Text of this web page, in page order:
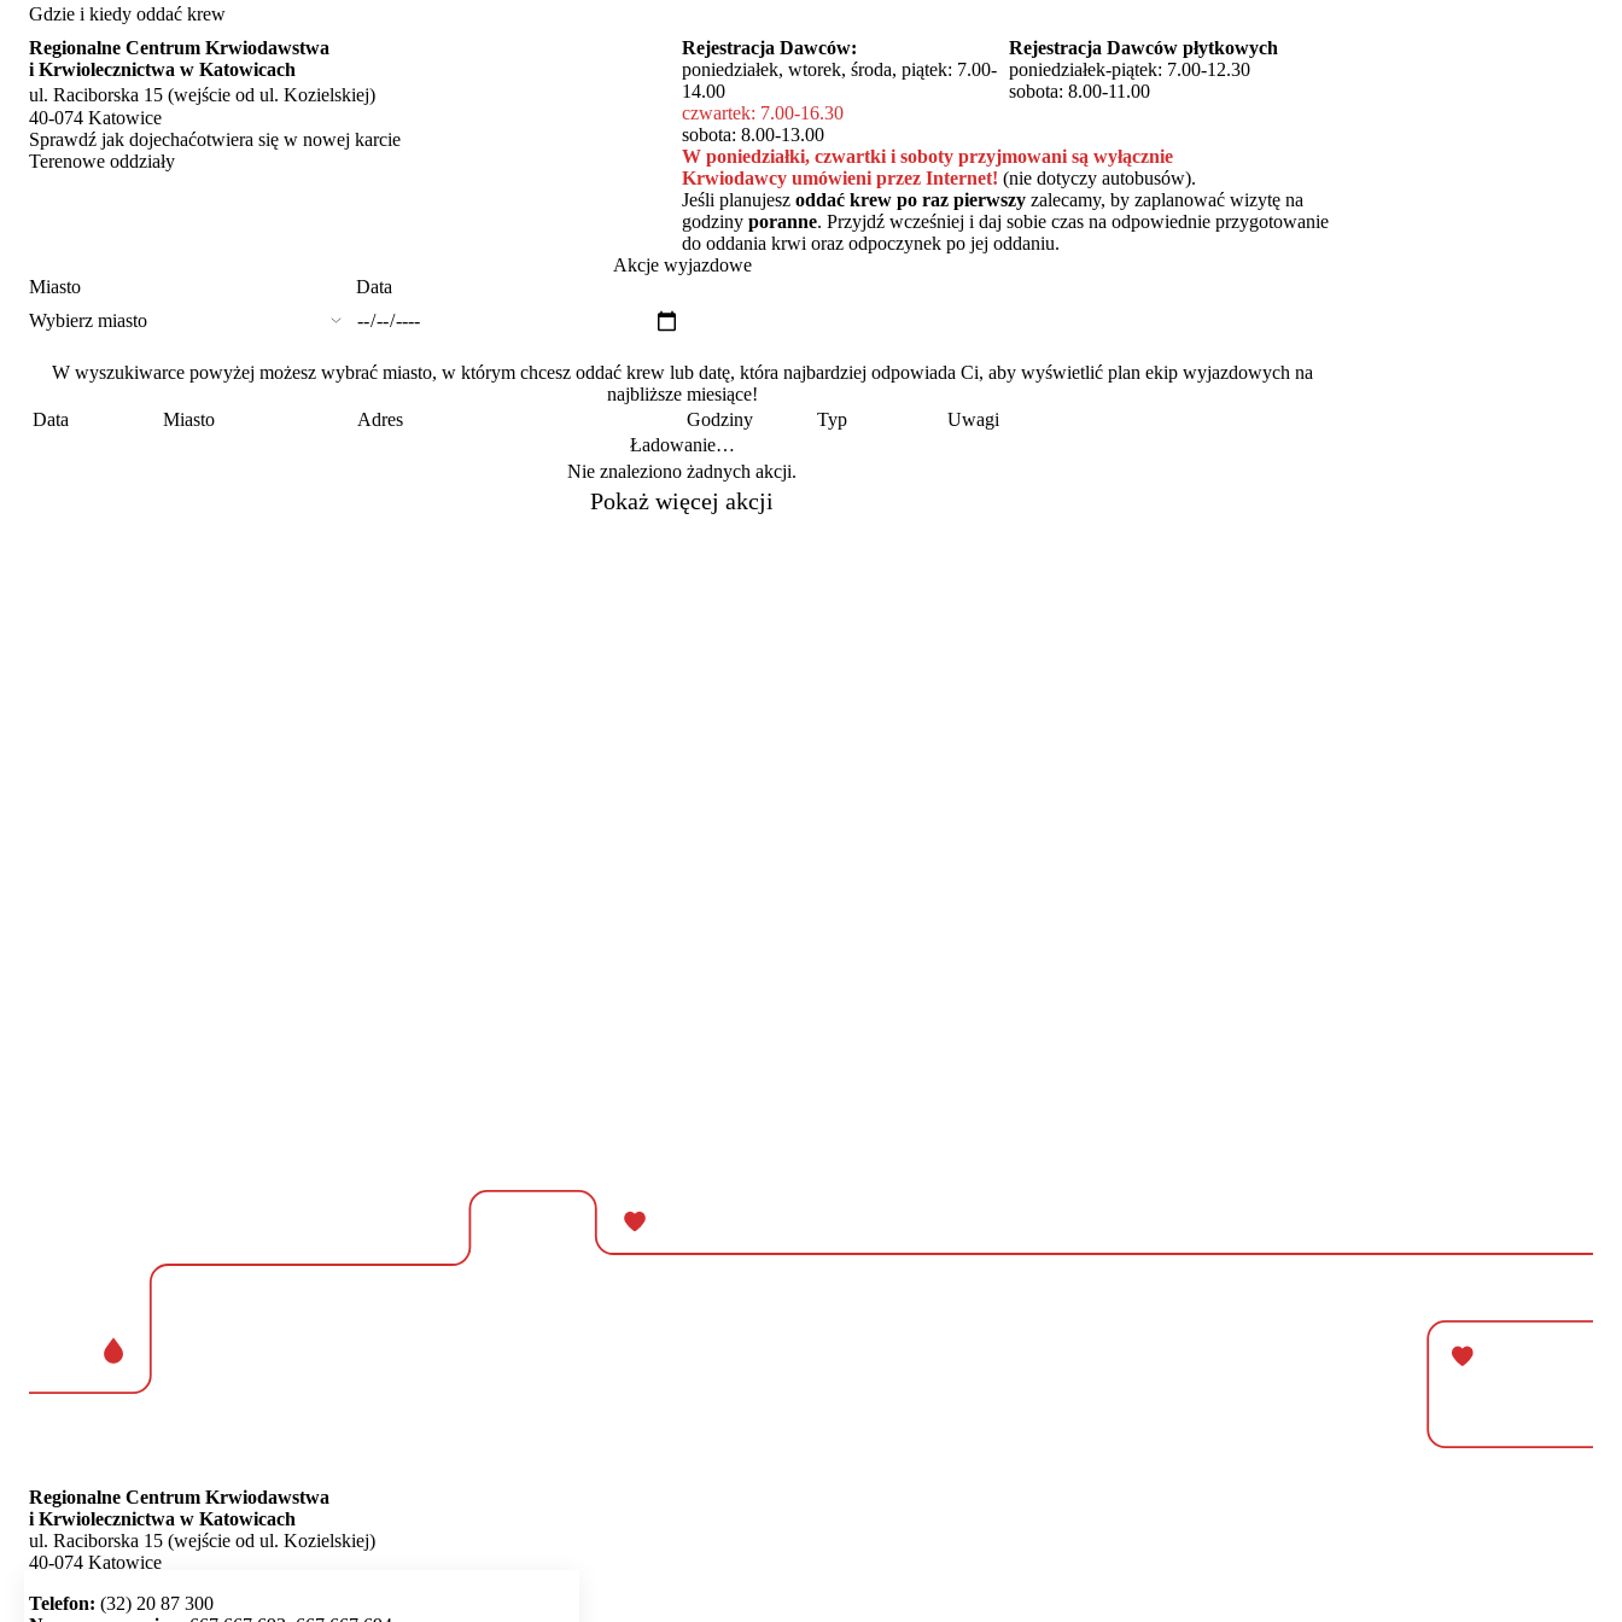
Gdzie i kiedy oddać krew
Regionalne Centrum Krwiodawstwa
i Krwiolecznictwa w Katowicach
ul. Raciborska 15 (wejście od ul. Kozielskiej)
40-074 Katowice
Sprawdź jak dojechaćotwiera się w nowej karcie
Terenowe oddziały
Rejestracja Dawców:
poniedziałek, wtorek, środa, piątek: 7.00-
14.00
czwartek: 7.00-16.30
sobota: 8.00-13.00
Rejestracja Dawców płytkowych
poniedziałek-piątek: 7.00-12.30
sobota: 8.00-11.00
W poniedziałki, czwartki i soboty przyjmowani są wyłącznie
Krwiodawcy umówieni przez Internet! (nie dotyczy autobusów).
Jeśli planujesz oddać krew po raz pierwszy zalecamy, by zaplanować wizytę na
godziny poranne. Przyjdź wcześniej i daj sobie czas na odpowiednie przygotowanie
do oddania krwi oraz odpoczynek po jej oddaniu.
Akcje wyjazdowe
Miasto
Data
W wyszukiwarce powyżej możesz wybrać miasto, w którym chcesz oddać krew lub datę, która najbardziej odpowiada Ci, aby wyświetlić plan ekip wyjazdowych na
najbliższe miesiące!
Data
Miasto Adres Godziny Typ
Uwagi
Ładowanie…
Nie znaleziono żadnych akcji.
Pokaż więcej akcji
Regionalne Centrum Krwiodawstwa
i Krwiolecznictwa w Katowicach
ul. Raciborska 15 (wejście od ul. Kozielskiej)
40-074 Katowice
Telefon: (32) 20 87 300